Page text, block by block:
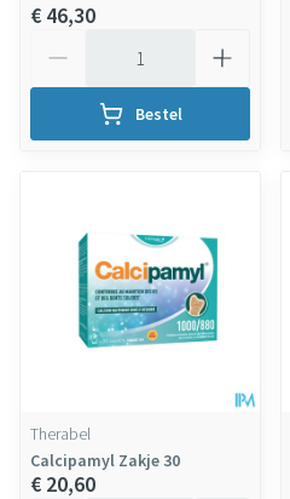
€ 46,30
Bestel
Therabel
Calcipamyl Zakje 30
€ 20,60